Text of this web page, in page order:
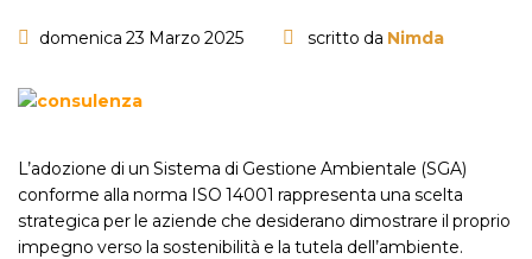
domenica 23 Marzo 2025 scritto da Nimda
L’adozione di un Sistema di Gestione Ambientale (SGA)
conforme alla norma ISO 14001 rappresenta una scelta
strategica per le aziende che desiderano dimostrare il proprio
impegno verso la sostenibilità e la tutela dell’ambiente.